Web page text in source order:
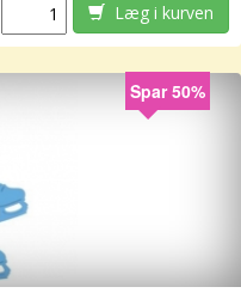
Læg i kurven
Spar 50%